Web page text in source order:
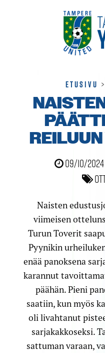
Etusivu
REILUUN
09/10/2024
Naisten
viimeisen
Turun Toverit
Pyynikin
enää panoksena
karannut
päähän. Pieni
saatiin, kun myös
oli livahtanut
sarja­kakkoseksi.
sattuman varaan,